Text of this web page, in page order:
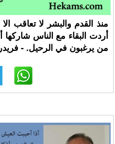
منذ القدم والبشر لا تعاقب
أردت البقاء مع الناس شاركها
من يرغبون في الرحيل. -